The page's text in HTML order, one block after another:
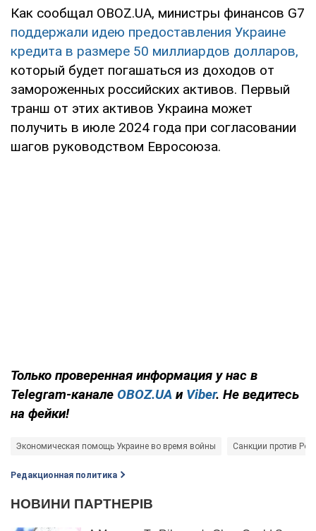
Как сообщал OBOZ.UA, министры финансов G7
поддержали идею предоставления Украине
кредита в размере 50 миллиардов долларов,
который будет погашаться из доходов от
замороженных российских активов. Первый
транш от этих активов Украина может
получить в июле 2024 года при согласовании
шагов руководством Евросоюза.
Только проверенная информация у нас в
Telegram-канале OBOZ.UA и Viber. Не ведитесь
на фейки!
Экономическая помощь Украине во время войны Санкции против
Редакционная политика